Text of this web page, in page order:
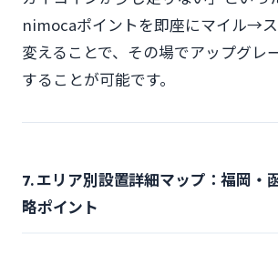
nimocaポイントを即座にマイル→
変えることで、その場でアップグレ
することが可能です。
7. エリア別設置詳細マップ：福岡・
略ポイント